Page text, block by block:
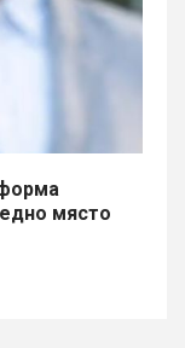
място